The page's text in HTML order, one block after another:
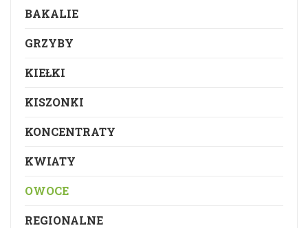
BAKALIE
GRZYBY
KIEŁKI
KISZONKI
KONCENTRATY
KWIATY
OWOCE
REGIONALNE